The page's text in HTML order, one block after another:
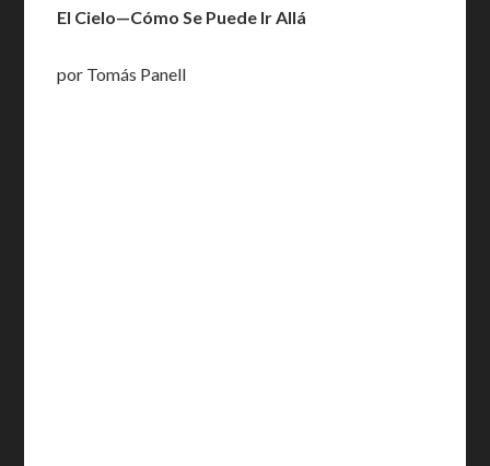
El Cielo—Cómo Se Puede Ir Allá
por Tomás Panell